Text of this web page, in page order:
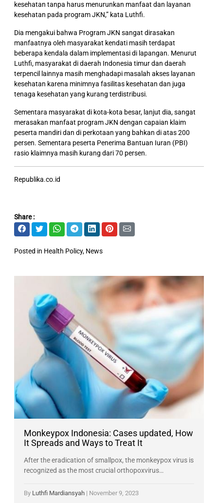
kesehatan tanpa harus menurunkan manfaat dan layanan
kesehatan pada program JKN,” kata Luthfi.
Dia mengakui bahwa Program JKN sangat dirasakan
manfaatnya oleh masyarakat kendati masih terdapat
beberapa kendala dalam implementasi di lapangan. Menurut
Luthfi, masyarakat di daerah Indonesia timur dan daerah
terpencil lainnya masih menghadapi masalah akses layanan
kesehatan karena minimnya fasilitas kesehatan dan juga
tenaga kesehatan yang kurang terdistribusi.
Sementara masyarakat di kota-kota besar, lanjut dia, sangat
merasakan manfaat program JKN dengan capaian klaim
peserta mandiri dan di perkotaan yang bahkan di atas 200
persen. Sementara peserta Penerima Bantuan Iuran (PBI)
rasio klaimnya masih kurang dari 70 persen.
Republika.co.id
Share :
Posted in Health Policy, News
Monkeypox Indonesia: Cases updated, How
It Spreads and Ways to Treat It
After the eradication of smallpox, the monkeypox virus is
recognized as the most crucial orthopoxvirus…
By Luthfi Mardiansyah | November 9, 2023